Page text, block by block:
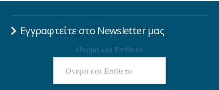
Εγγραφτείτε στο Newsletter μας
Όνομα και Επίθετο